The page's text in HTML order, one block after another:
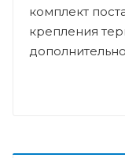
комплект
крепления